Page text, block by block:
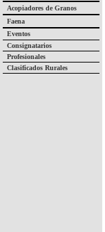
Acopiadores de Granos
Faena
Eventos
Consignatarios
Profesionales
Clasificados Rurales